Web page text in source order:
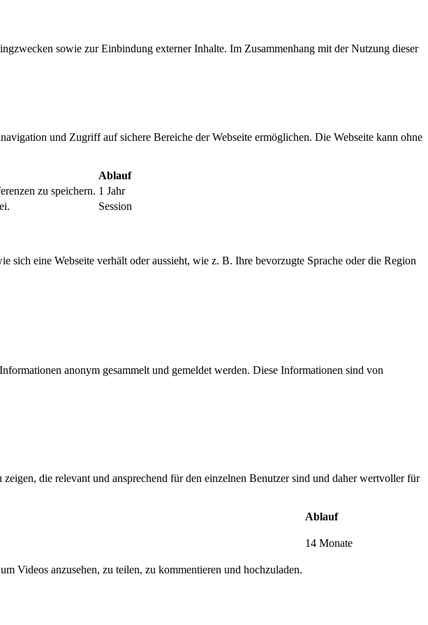
sowie zur Einbindung externer Inhalte. Im Zusammenhang mit der Nutzung dieser
und Zugriff auf sichere Bereiche der Webseite ermöglichen. Die Webseite kann ohne
Ablauf
zu speichern. 1 Jahr
Session
eine Webseite verhält oder aussieht, wie z. B. Ihre bevorzugte Sprache oder die Region
anonym gesammelt und gemeldet werden. Diese Informationen sind von
die relevant und ansprechend für den einzelnen Benutzer sind und daher wertvoller für
Ablauf
14 Monate
Videos anzusehen, zu teilen, zu kommentieren und hochzuladen.